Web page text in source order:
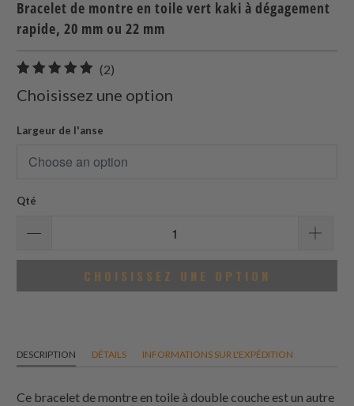
Bracelet de montre en toile vert kaki à dégagement
rapide, 20 mm ou 22 mm
(2)
Choisissez une option
Largeur de l'anse
Qté
CHOISISSEZ UNE OPTION
DESCRIPTION DÉTAILS INFORMATIONS SUR L'EXPÉDITION
Ce bracelet de montre en toile à double couche est un autre